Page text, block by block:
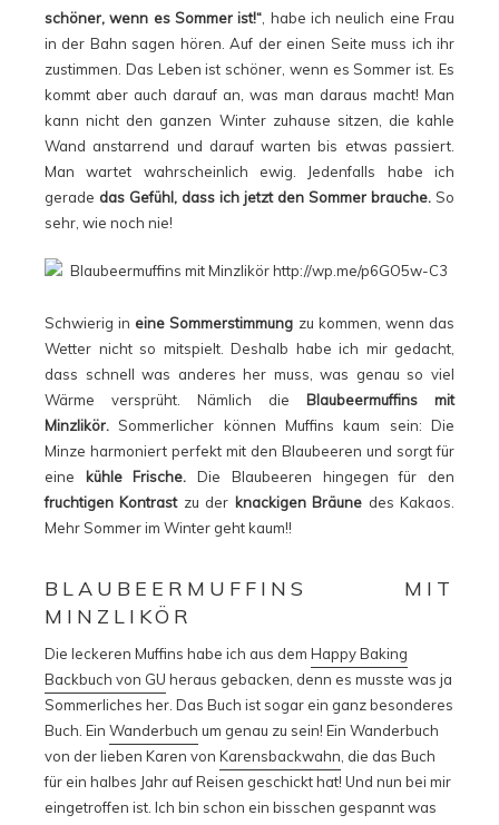
schöner, wenn es Sommer ist!“ , habe ich neulich eine Frau
in der Bahn sagen hören. Auf der einen Seite muss ich ihr
zustimmen. Das Leben ist schöner, wenn es Sommer ist. Es
kommt aber auch darauf an, was man daraus macht! Man
kann nicht den ganzen Winter zuhause sitzen, die kahle
Wand anstarrend und darauf warten bis etwas passiert.
Man wartet wahrscheinlich ewig. Jedenfalls habe ich
gerade das Gefühl, dass ich jetzt den Sommer brauche. So
sehr, wie noch nie!
Schwierig in eine Sommerstimmung zu kommen, wenn das
Wetter nicht so mitspielt. Deshalb habe ich mir gedacht,
dass schnell was anderes her muss, was genau so viel
Wärme versprüht. Nämlich die Blaubeermuffins mit
Minzlikör. Sommerlicher können Muffins kaum sein: Die
Minze harmoniert perfekt mit den Blaubeeren und sorgt für
eine kühle Frische. Die Blaubeeren hingegen für den
fruchtigen Kontrastzu der knackigen Bräune des Kakaos.
Mehr Sommer im Winter geht kaum!!
BLAUBEERMUFFINS MIT
MINZLIKÖR
Die leckeren Muffins habe ich aus dem Happy Baking
Backbuch von GU heraus gebacken, denn es musste was ja
Sommerliches her. Das Buch ist sogar ein ganz besonderes
Buch. Ein Wanderbuch um genau zu sein! Ein Wanderbuch
von der lieben Karen von Karensbackwahn , die das Buch
für ein halbes Jahr auf Reisen geschickt hat! Und nun bei mir
eingetroffen ist. Ich bin schon ein bisschen gespannt was